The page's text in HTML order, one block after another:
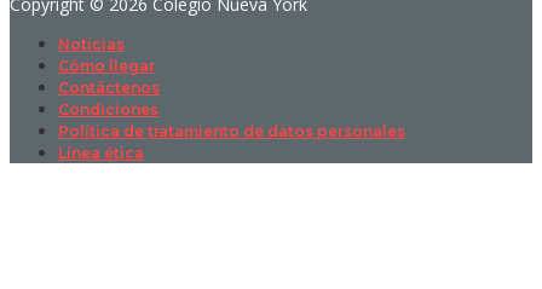
Noticias
Cómo llegar
Contáctenos
Condiciones
Política de tratamiento de datos personales
Línea ética